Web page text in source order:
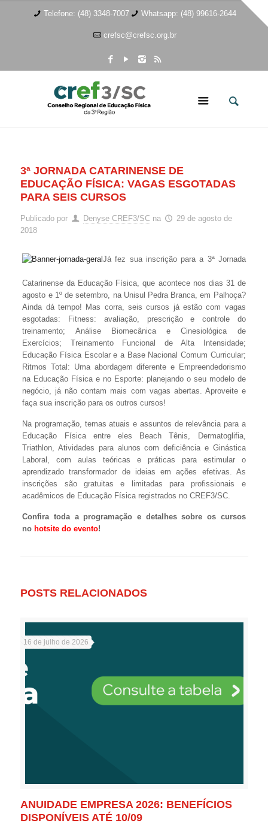
Telefone: (48) 3348-7007 Whatsapp: (48) 99616-2644
crefsc@crefsc.org.br
3ª JORNADA CATARINENSE DE
EDUCAÇÃO FÍSICA: VAGAS ESGOTADAS
PARA SEIS CURSOS
Publicado por Denyse CREF3/SC na
29 de agosto de
2018
Já fez sua inscrição para a 3ª Jornada
Catarinense da Educação Física, que acontece nos dias 31 de
agosto e 1º de setembro, na Unisul Pedra Branca, em Palhoça?
Ainda dá tempo! Mas corra, seis cursos já estão com vagas
esgotadas: Fitness: avaliação, prescrição e controle do
treinamento; Análise Biomecânica e Cinesiológica de
Exercícios; Treinamento Funcional de Alta Intensidade;
Educação Física Escolar e a Base Nacional Comum Curricular;
Ritmos Total: Uma abordagem diferente e Empreendedorismo
na Educação Física e no Esporte: planejando o seu modelo de
negócio, já não contam mais com vagas abertas. Aproveite e
faça sua inscrição para os outros cursos!
Na programação, temas atuais e assuntos de relevância para a
Educação Física entre eles Beach Tênis, Dermatoglifia,
Triathlon, Atividades para alunos com deficiência e Ginástica
Laboral, com aulas teóricas e práticas para estimular o
aprendizado transformador de ideias em ações efetivas. As
inscrições são gratuitas e limitadas para profissionais e
acadêmicos de Educação Física registrados no CREF3/SC.
Confira toda a programação e detalhes sobre os cursos
no hotsite do evento!
POSTS RELACIONADOS
16 de julho de 2026
ANUIDADE EMPRESA 2026: BENEFÍCIOS
DISPONÍVEIS ATÉ 10/09